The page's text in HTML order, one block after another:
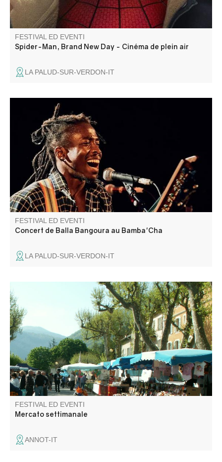
FESTIVAL ED EVENTI
Spider-Man, Brand New Day - Cinéma de plein air
LA PALUD-SUR-VERDON-IT
Concert de Balla Bangoura, Musique aux rythmes
traditionnels africains et influences modernes.
FESTIVAL ED EVENTI
Concert de Balla Bangoura au Bamba'Cha
LA PALUD-SUR-VERDON-IT
Sotto i suoi platani, la piazza del mercato accoglie tutto
l'anno produttori e commercianti locali. Venite a
passeggiare tra le bancarelle per un momento di scoperta
e convivialità.
FESTIVAL ED EVENTI
Mercato settimanale
ANNOT-IT